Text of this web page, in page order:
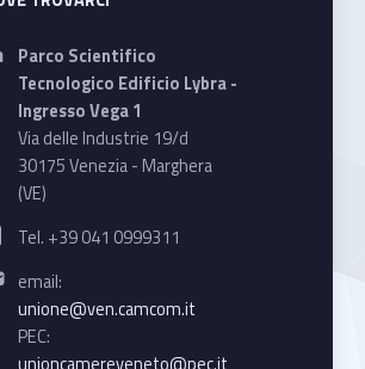
Address:
Parco Scientifico
Tecnologico Edificio Lybra -
Ingresso Vega 1
Via delle Industrie 19/d
30175 Venezia - Marghera
(VE)
Phone number:
Tel. +39 041 0999311
Email address:
email:
unione@ven.camcom.it
PEC: